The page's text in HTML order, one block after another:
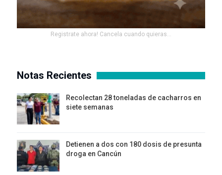
Registrate ahora! Cancela cuando quieras...
Notas Recientes
Recolectan 28 toneladas de cacharros en
siete semanas
Detienen a dos con 180 dosis de presunta
droga en Cancún